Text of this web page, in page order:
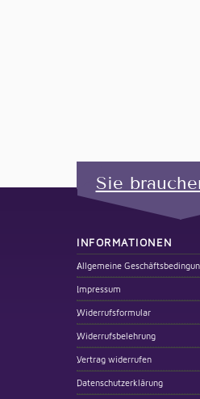
Sie
INFORMATIONEN
Allgemeine
Impressum
Widerrufsformular
Widerrufsbelehrung
Vertrag widerrufen
Datenschutzerklärung